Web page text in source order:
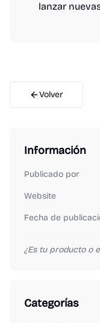
lanzar
Volver
Información
Publicado por
Website
Fecha de
¿Es tu producto o
Categorías